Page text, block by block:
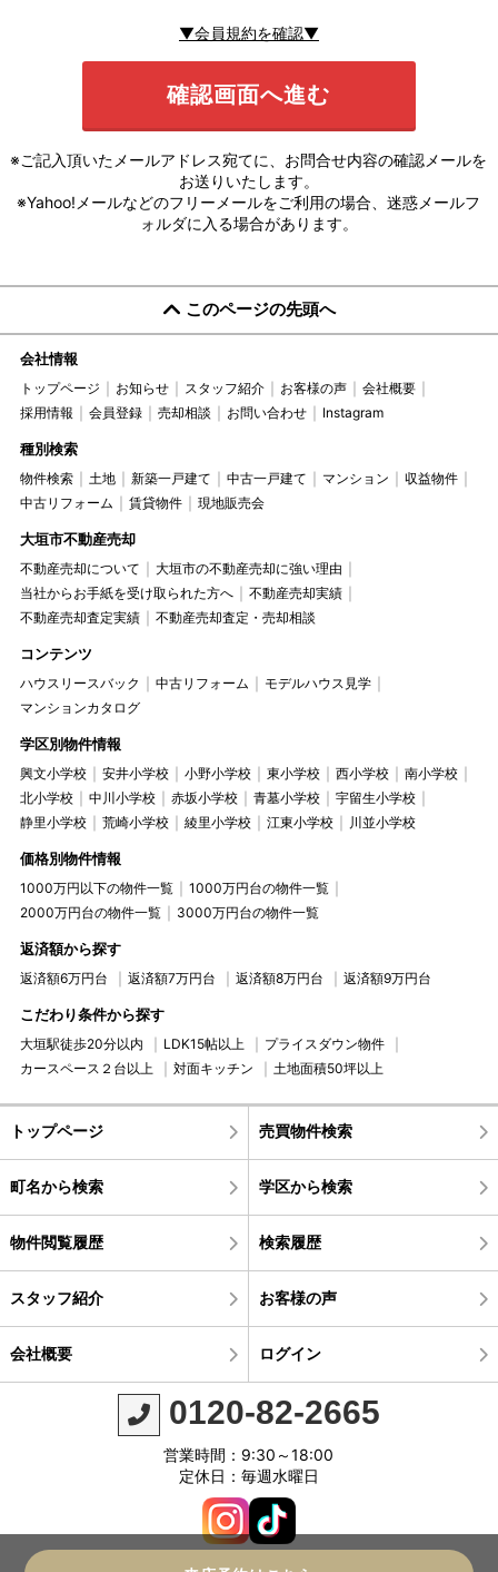
▼会員規約を確認▼
※ご記入頂いたメールアドレス宛てに、お問合せ内容の確認メールを
お送りいたします。
※Yahoo!メールなどのフリーメールをご利用の場合、迷惑メールフ
ォルダに入る場合があります。
このページの先頭へ
会社情報
トップページ お知らせ スタッフ紹介 お客様の声
会社概要
採用情報
会員登録 売却相談 お問い合わせ Instagram
種別検索
物件検索 土地 新築一戸建て 中古一戸建て マンション
収益物件
中古リフォーム
賃貸物件 現地販売会
大垣市不動産売却
不動産売却について
大垣市の不動産売却に強い理由
当社からお手紙を受け取られた方へ
不動産売却実績
不動産売却査定実績
不動産売却査定・売却相談
コンテンツ
ハウスリースバック 中古リフォーム
モデルハウス見学
マンションカタログ
学区別物件情報
興文小学校 安井小学校 小野小学校 東小学校 西小学校
南小学校
北小学校
中川小学校 赤坂小学校 青墓小学校
宇留生小学校
静里小学校
荒崎小学校 綾里小学校 江東小学校 川並小学校
価格別物件情報
1000万円以下の物件一覧
1000万円台の物件一覧
2000万円台の物件一覧
3000万円台の物件一覧
返済額から探す
返済額6万円台 返済額7万円台 返済額8万円台 返済額9万円台
こだわり条件から探す
大垣駅徒歩20分以内 LDK15帖以上
プライスダウン物件
カースペース２台以上
対面キッチン 土地面積50坪以上
トップページ 売買物件検索
町名から検索 学区から検索
物件閲覧履歴 検索履歴
スタッフ紹介 お客様の声
会社概要 ログイン
0120-82-2665
営業時間：9:30～18:00
定休日：毎週水曜日